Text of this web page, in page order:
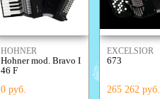
HOHNER
Hohner mod. Bravo I
46 F
0 руб.
EXCELSIOR
673
265 262 руб.